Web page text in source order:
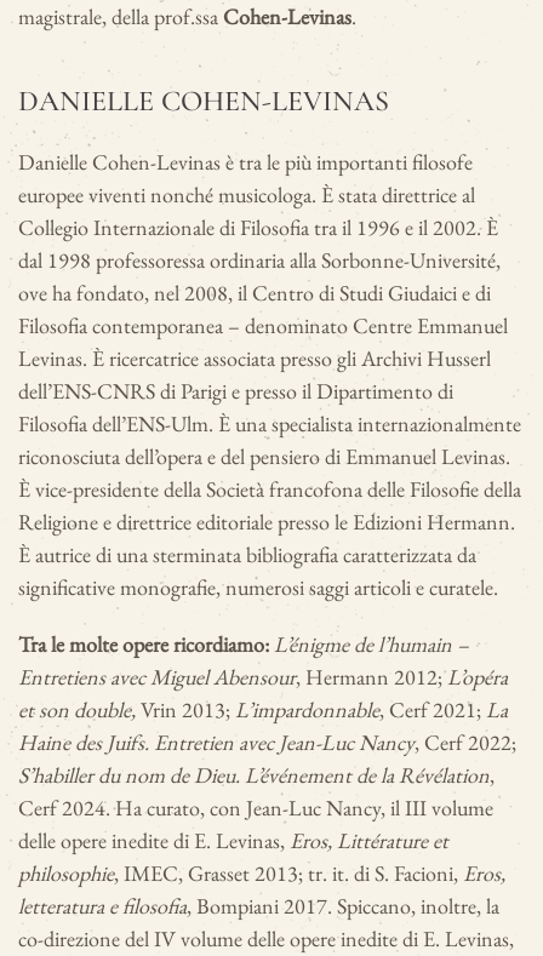
magistrale, della prof.ssa Cohen-Levinas.
DANIELLE COHEN-LEVINAS
Danielle Cohen-Levinas è tra le più importanti filosofe
europee viventi nonché musicologa. È stata direttrice al
Collegio Internazionale di Filosofia tra il 1996 e il 2002. È
dal 1998 professoressa ordinaria alla Sorbonne-Université,
ove ha fondato, nel 2008, il Centro di Studi Giudaici e di
Filosofia contemporanea – denominato Centre Emmanuel
Levinas. È ricercatrice associata presso gli Archivi Husserl
dell’ENS-CNRS di Parigi e presso il Dipartimento di
Filosofia dell’ENS-Ulm. È una specialista internazionalmente
riconosciuta dell’opera e del pensiero di Emmanuel Levinas.
È vice-presidente della Società francofona delle Filosofie della
Religione e direttrice editoriale presso le Edizioni Hermann.
È autrice di una sterminata bibliografia caratterizzata da
significative monografie, numerosi saggi articoli e curatele.
Tra le molte opere ricordiamo:L’énigme de l’humain –
Entretiens avec Miguel Abensour, Hermann 2012;L’opéra
et son double,Vrin 2013;L’impardonnable, Cerf 2021;La
Haine des Juifs. Entretien avec Jean-Luc Nancy, Cerf 2022;
S’habiller du nom de Dieu. L’événement de la Révélation,
Cerf 2024. Ha curato, con Jean-Luc Nancy, il III volume
delleopere inedite di E. Levinas, Eros, Littérature et
philosophie, IMEC, Grasset 2013; tr. it. di S. Facioni, Eros,
letteratura e filosofia, Bompiani 2017. Spiccano, inoltre, la
co-direzione del IV volume delle opere inedite di E. Levinas,